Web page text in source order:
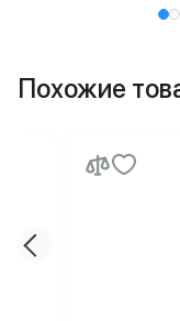
Похожие